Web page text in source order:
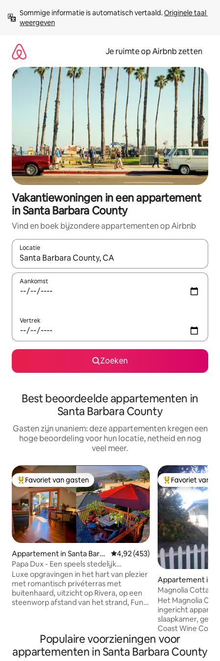
direct
naar
Sommige informatie is automatisch vertaald. Originele taal
weergeven
Je ruimte op Airbnb zetten
Vakantiewoningen in een appartement
in Santa Barbara County
Vind en boek bijzondere appartementen op Airbnb
Locatie
Wanneer er suggesties beschikbaar zijn, maak je een keuze
Aankomst
Vertrek
Zoeken
Best beoordeelde appartementen in
Santa Barbara County
Gasten zijn unaniem: deze appartementen kregen een
hoge beoordeling voor hun locatie, netheid en nog
veel meer.
Topfavoriet van gasten
Favoriet van gasten
Appartement in Santa Barb
ara
Gemiddelde beoordeling van
4,92 (453)
Papa Dux - Een speels stedelijk
penthouse
Luxe opgravingen in het hart van plezier
met romantisch privéterras met
buitenhaard, uitzicht op Rivera, op een
steenworp afstand van het strand, Funk
woonkamer, geschikt voor 4 personen,
goed gevulde keuken, snelle wifi, 2 tv 's,
een badkamer, wasmachine, droger,
Topfavoriet van
Favoriet van
Appartement in
Magnolia
Country!
Het Magnolia
ingericht
slaapkamer,
Coast Wine
Magnolia
tuinen van de
woning uit 1879
Populaire voorzieningen voor
appartementen in Santa Barbara County